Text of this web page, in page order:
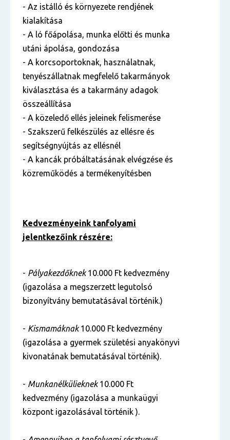
- Az istálló és környezete rendjének
kialakítása
- A ló főápolása, munka előtti és munka
utáni ápolása, gondozása
- A korcsoportoknak, használatnak,
tenyészállatnak megfelelő takarmányok
kiválasztása és a takarmány adagok
összeállítása
- A közeledő ellés jeleinek felismerése
- Szakszerű felkészülés az ellésre és
segítségnyújtás az ellésnél
- A kancák próbáltatásának elvégzése és
közreműködés a termékenyítésben
Kedvezményeink tanfolyami
jelentkezőink részére:
- Pályakezdőknek10.000 Ft kedvezmény
(igazolása a megszerzett legutolsó
bizonyítvány bemutatásával történik.)
- Kismamáknak10.000 Ft kedvezmény
(igazolása a gyermek születési anyakönyvi
kivonatának bemutatásával történik).
- Munkanélkülieknek10.000 Ft
kedvezmény (igazolása a munkaügyi
központ igazolásával történik ).